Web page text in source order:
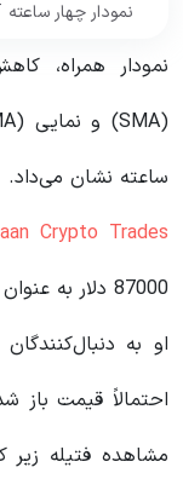
نمودار چهار ساعته BTC/USDT. منبع: Daan Crypto Trades/X
نمودار همراه،
ساعته نشان می‌داد.
Crypto Trades
87000 دلار به عنوان یک سطح حمایت کلیدی اشاره کرد.
احتمالاً قیمت باز
مشاهده فتیله زیر